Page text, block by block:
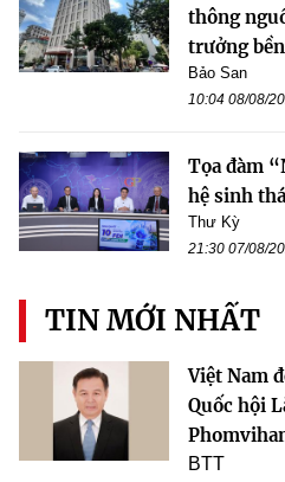
thông
trưởng
Bảo San
10:04 08/08/
Tọa đàm
hệ sinh
Thư Kỳ
21:30 07/08/
TIN MỚI NHẤT
Việt Nam
Quốc hội
BTT